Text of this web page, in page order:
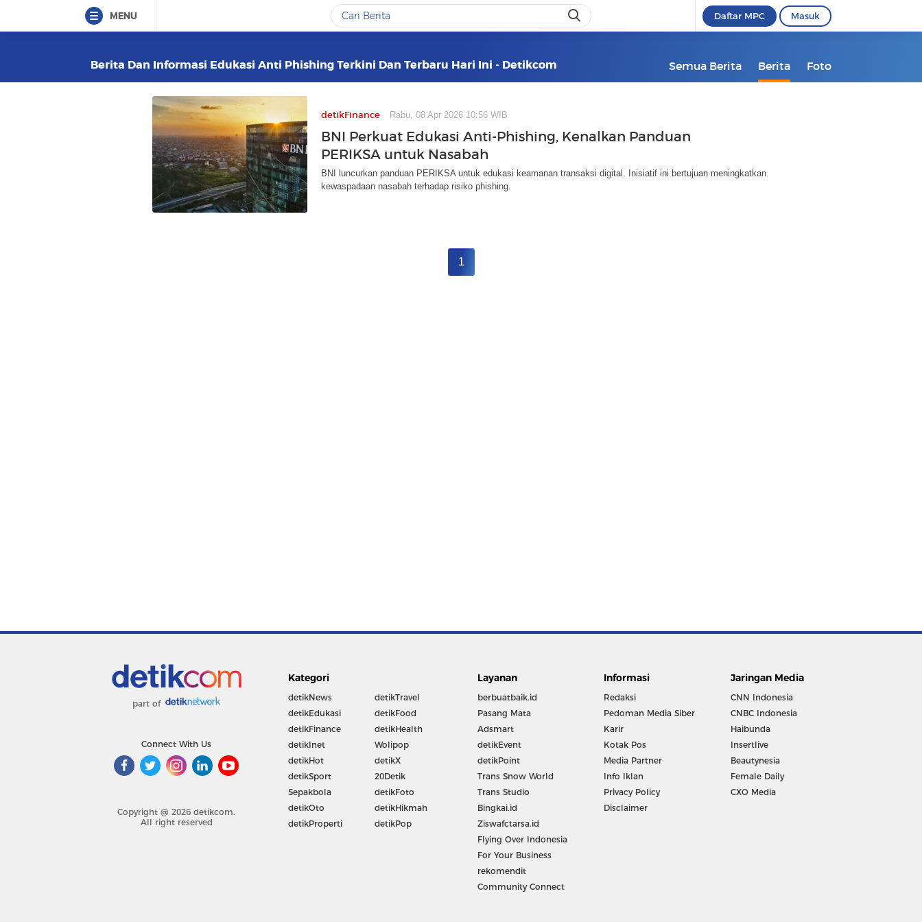
MENU Daftar MPC Masuk
Berita Dan Informasi Edukasi Anti Phishing Terkini Dan Terbaru Hari Ini - Detikcom Semua Berita Berita Foto
detikFinance Rabu, 08 Apr 2026 10:56 WIB
BNI Perkuat Edukasi Anti-Phishing, Kenalkan Panduan
PERIKSA untuk Nasabah
BNI luncurkan panduan PERIKSA untuk edukasi keamanan transaksi digital. Inisiatif ini bertujuan meningkatkan
kewaspadaan nasabah terhadap risiko phishing.
1
part of
Connect With Us
Copyright @ 2026 detikcom.
All right reserved
Kategori
detikNews
detikEdukasi
detikFinance
detikInet
detikHot
detikSport
Sepakbola
detikOto
detikProperti
detikTravel
detikFood
detikHealth
Wolipop
detikX
20Detik
detikFoto
detikHikmah
detikPop
Layanan
berbuatbaik.id
Pasang Mata
Adsmart
detikEvent
detikPoint
Trans Snow World
Trans Studio
Bingkai.id
Ziswafctarsa.id
Flying Over Indonesia
For Your Business
rekomendit
Community Connect
Informasi
Redaksi
Pedoman Media Siber
Karir
Kotak Pos
Media Partner
Info Iklan
Privacy Policy
Disclaimer
Jaringan Media
CNN Indonesia
CNBC Indonesia
Haibunda
Insertlive
Beautynesia
Female Daily
CXO Media